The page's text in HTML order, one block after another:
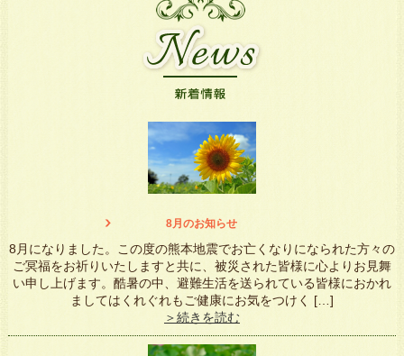
8月のお知らせ
8月になりました。この度の熊本地震でお亡くなりになられた方々の
ご冥福をお祈りいたしますと共に、被災された皆様に心よりお見舞
い申し上げます。酷暑の中、避難生活を送られている皆様におかれ
ましてはくれぐれもご健康にお気をつけく […]
＞続きを読む